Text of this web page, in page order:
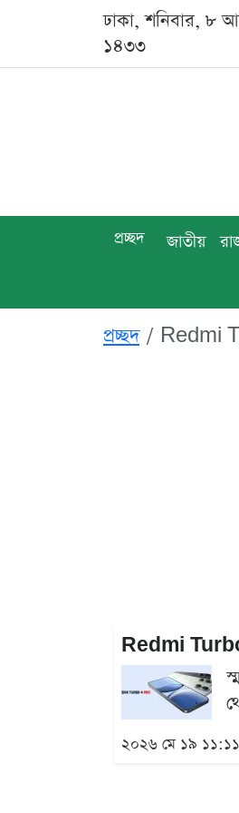
ঢাকা, শনিবার, ৮
১৪৩৩
প্রচ্ছদ জাতীয়
প্রচ্ছদ Redmi
Redmi Turbo
২০২৬ মে ১৯